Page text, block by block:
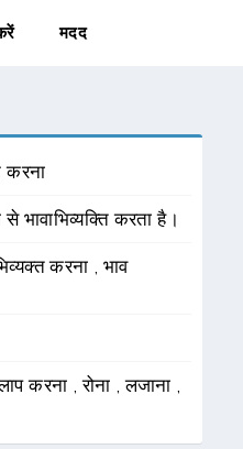
मदद
करना
भावाभिव्यक्ति करता है।
करना , भाव
करना ,रोना ,लजाना ,